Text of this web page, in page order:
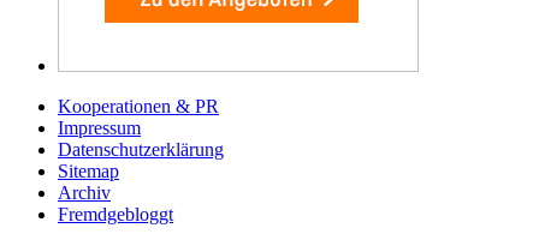
Kooperationen & PR
Impressum
Datenschutzerklärung
Sitemap
Archiv
Fremdgebloggt